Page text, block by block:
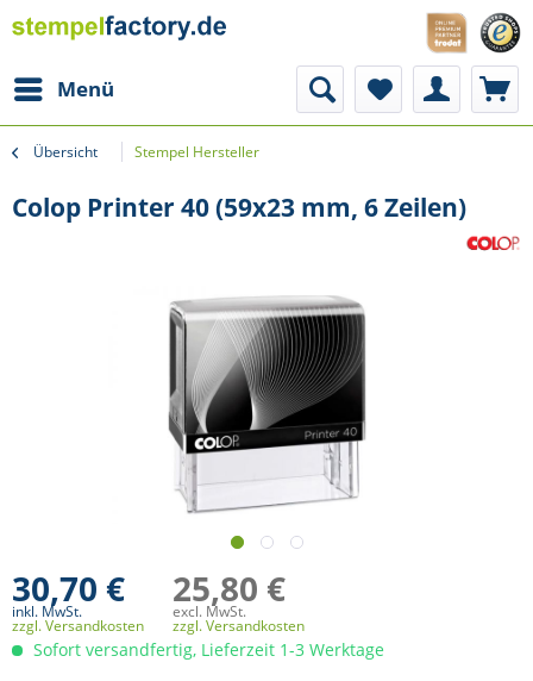
Menü
Übersicht Stempel Hersteller
Colop Printer 40 (59x23 mm, 6 Zeilen)
30,70 €
inkl. MwSt.
zzgl. Versandkosten
25,80 €
excl. MwSt.
zzgl. Versandkosten
Sofort versandfertig, Lieferzeit 1-3 Werktage